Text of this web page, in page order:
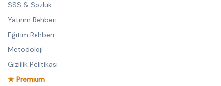
SSS & Sözlük
Yatırım Rehberi
Eğitim Rehberi
Metodoloji
Gizlilik Politikası
★ Premium